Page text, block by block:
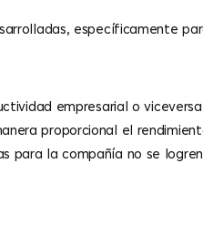
específicamente
empresarial o
proporcional el
para la compañía no se